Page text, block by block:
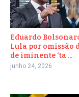
Eduardo
Lula por omissão
de iminente ‘ta ...
junho 24, 2026